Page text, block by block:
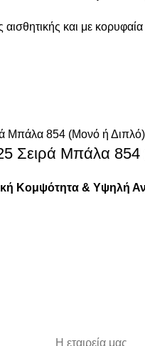
και με
Σειρά Μπάλα
Κομψότητα & Υψηλή
Η εταιρεία μας